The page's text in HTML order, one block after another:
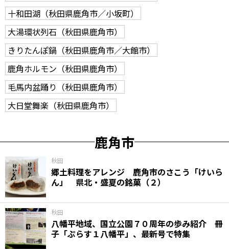
十和田湖（秋田県鹿角市／小坂町）
大湯環状列石（秋田県鹿角市）
きりたんぽ鍋（秋田県鹿角市／大館市）
鹿角ホルモン（秋田県鹿角市）
毛馬内盆踊り（秋田県鹿角市）
大日堂舞楽（秋田県鹿角市）
鹿角市
秋田
郷土料理をアレンジ 鹿角市のさこう「けいら
ん」 県北・盛夏の銘菓（２）
秋田
八幡平地域、国立公園７０周年の歩み紹介 冊
子「ぷらす１八幡平」、最新号で特集